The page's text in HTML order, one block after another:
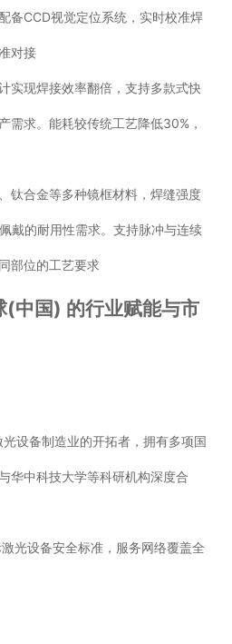
备CCD视觉定位系统，实时校准焊
对接
实现焊接效率翻倍，支持多款式快
需求。能耗较传统工艺降低30%，
钛合金等多种镜框材料，焊缝强度
戴的耐用性需求。支持脉冲与连续
部位的工艺要求
中国) 的行业赋能与市
设备制造业的开拓者，拥有多项国
华中科技大学等科研机构深度合
光设备安全标准，服务网络覆盖全